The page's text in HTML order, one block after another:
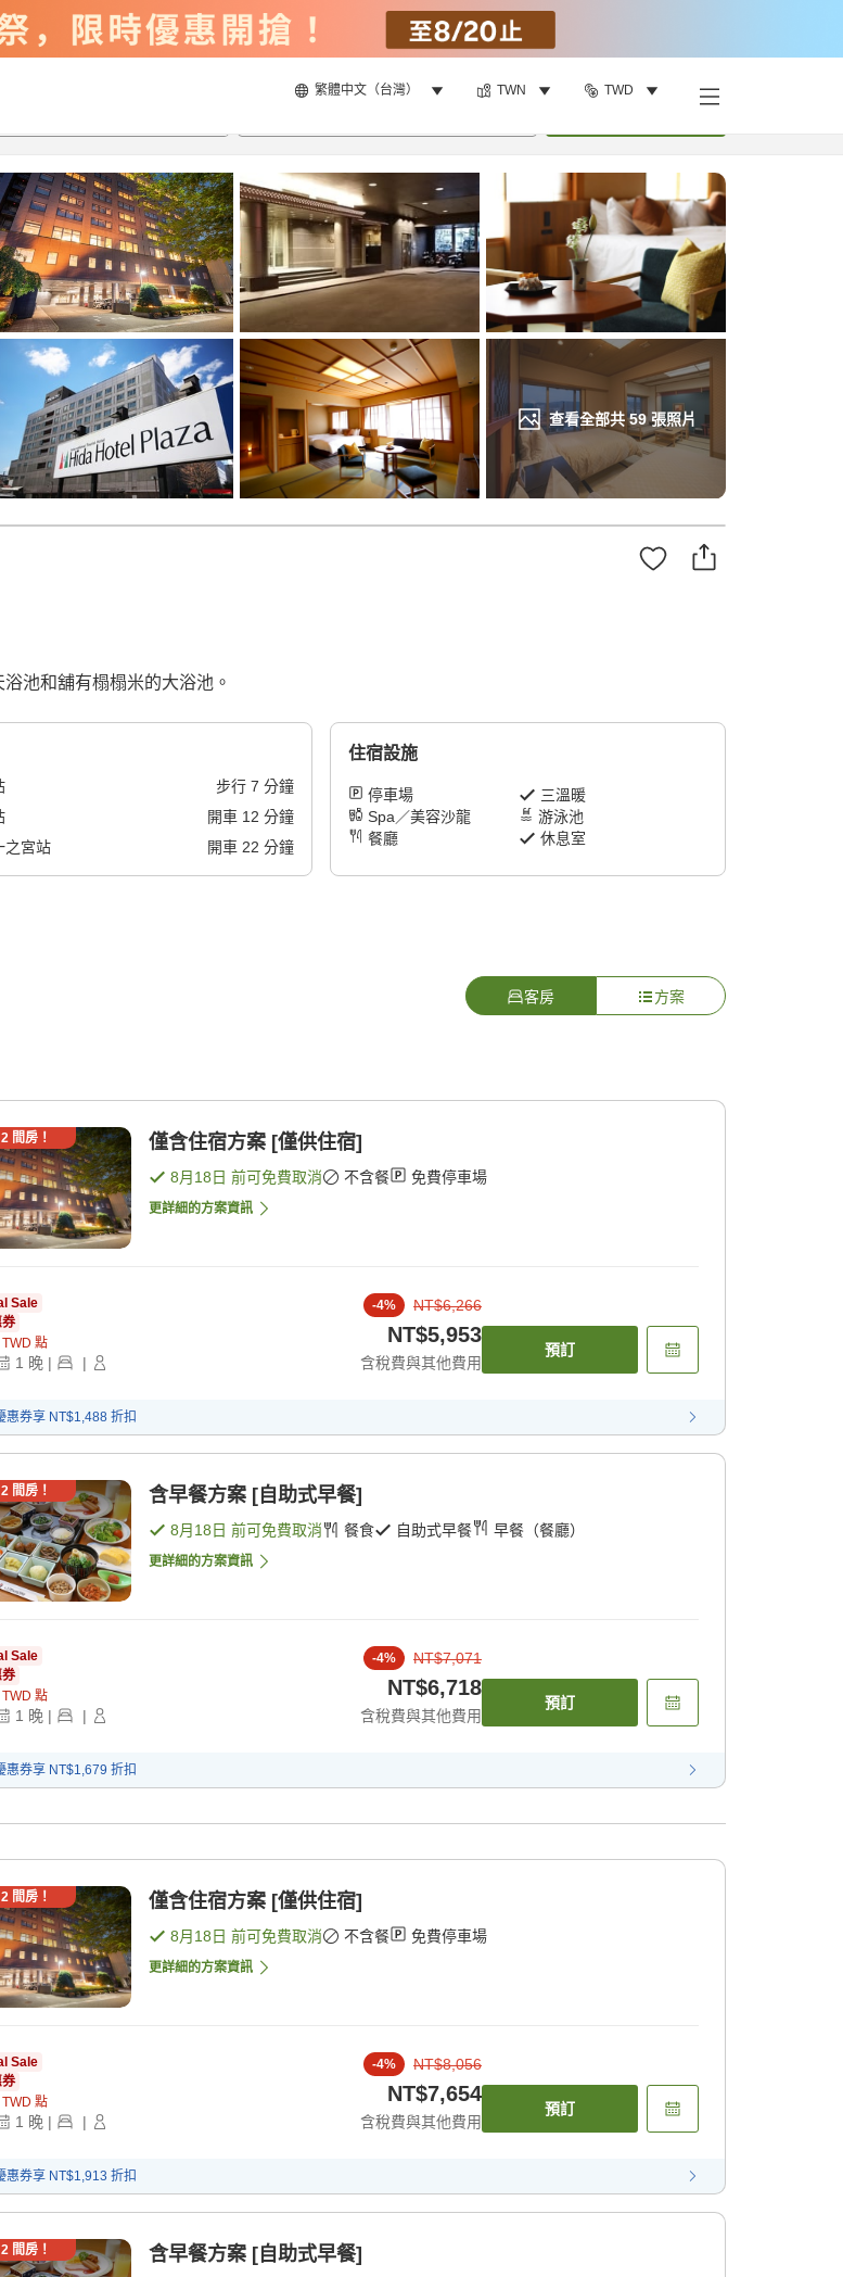
繁體中文（台灣） TWN TWD
查看全部共59張照片
池和舖有榻榻米的大浴池。
步行 7 分鐘
開車 12 分鐘
之宮站
開車 22 分鐘
住宿設施
停車場
三溫暖
Spa／美容沙龍
游泳池
餐廳
休息室
客房 方案
2間房！ 僅含住宿方案 [僅供住宿]
8月18日 前可免費取消 不含餐 免費停車場
更詳細的方案資訊
Sale
TWD 點
1 晚 | |
-4% NT$6,266
NT$5,953
含稅費與其他費用
預訂
惠券享 NT$1,488 折扣
2間房！ 含早餐方案 [自助式早餐]
8月18日 前可免費取消 餐食 自助式早餐 早餐（餐廳）
更詳細的方案資訊
Sale
TWD 點
1 晚 | |
-4% NT$7,071
NT$6,718
含稅費與其他費用
預訂
惠券享 NT$1,679 折扣
2間房！ 僅含住宿方案 [僅供住宿]
8月18日 前可免費取消 不含餐 免費停車場
更詳細的方案資訊
Sale
TWD 點
1 晚 | |
-4% NT$8,056
NT$7,654
含稅費與其他費用
預訂
惠券享 NT$1,913 折扣
2間房！ 含早餐方案 [自助式早餐]